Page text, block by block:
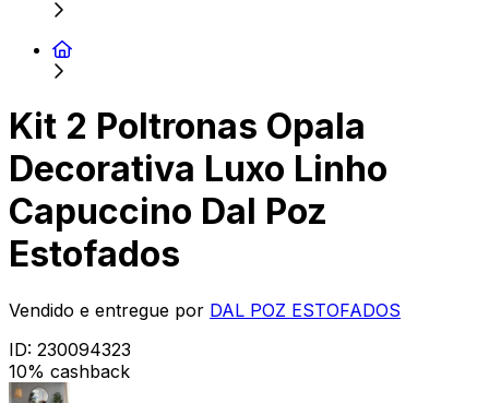
Kit 2 Poltronas Opala
Decorativa Luxo Linho
Capuccino Dal Poz
Estofados
Vendido e entregue por DAL POZ ESTOFADOS
ID: 230094323
10% cashback